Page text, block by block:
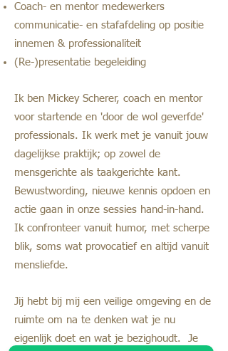
Coach- en mentor medewerkers
communicatie- en stafafdeling op positie
innemen & professionaliteit
(Re-)presentatie begeleiding
Ik ben Mickey Scherer, coach en mentor
voor startende en 'door de wol geverfde'
professionals. Ik werk met je vanuit jouw
dagelijkse praktijk; op zowel de
mensgerichte als taakgerichte kant.
Bewustwording, nieuwe kennis opdoen en
actie gaan in onze sessies hand-in-hand.
Ik confronteer vanuit humor, met scherpe
blik, soms wat provocatief en altijd vanuit
mensliefde.
Jij hebt bij mij een veilige omgeving en de
ruimte om na te denken wat je nu
eigenlijk doet en wat je bezighoudt. Je